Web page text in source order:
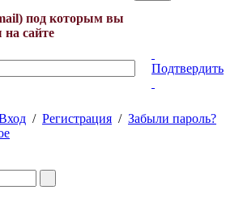
под которым вы
на сайте
Подтвердить
/ Регистрация / Забыли пароль?